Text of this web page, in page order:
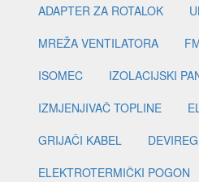
ADAPTER ZA ROTALOK
MREŽA VENTILATORA
ISOMEC
IZOLACIJSKI
IZMJENJIVAČ TOPLINE
GRIJAČI KABEL
DEVIREG
ELEKTROTERMIČKI POGON